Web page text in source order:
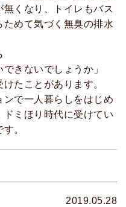
くなり、トイレもバス
ためて気づく無臭の排水
きないでしょうか」
たことがあります。
で一人暮らしをはじめ
ミほり時代に受けてい
。
2019.05.28